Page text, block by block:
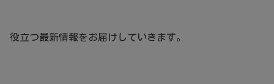
役立つ最新情報をお届けしていきます。